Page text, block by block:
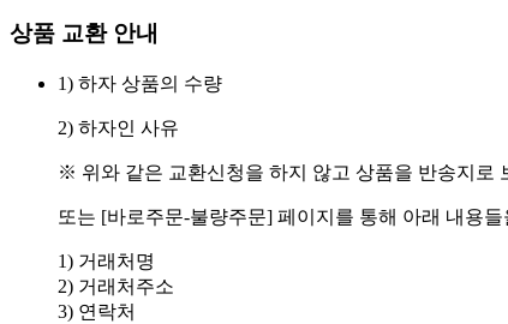
상품 교환 안내
1) 하자 상품의 수량
2) 하자인 사유
※ 위와 같은 교환신청을 하지 않고 상품을 반송지로
또는 [바로주문-불량주문] 페이지를 통해 아래 내용
1) 거래처명
2) 거래처주소
3) 연락처